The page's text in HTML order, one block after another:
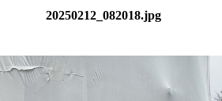
20250212_082018.jpg